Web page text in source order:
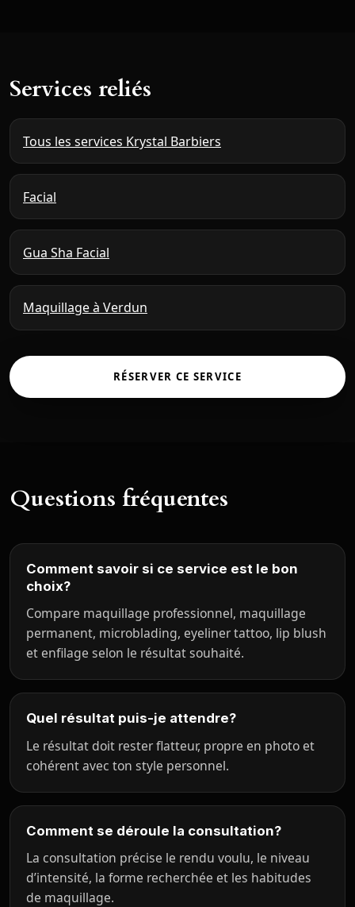
Services reliés
Tous les services Krystal Barbiers
Facial
Gua Sha Facial
Maquillage à Verdun
RÉSERVER CE SERVICE
Questions fréquentes
Comment savoir si ce service est le bon
choix?
Compare maquillage professionnel, maquillage
permanent, microblading, eyeliner tattoo, lip blush
et enfilage selon le résultat souhaité.
Quel résultat puis-je attendre?
Le résultat doit rester flatteur, propre en photo et
cohérent avec ton style personnel.
Comment se déroule la consultation?
La consultation précise le rendu voulu, le niveau
d’intensité, la forme recherchée et les habitudes
de maquillage.